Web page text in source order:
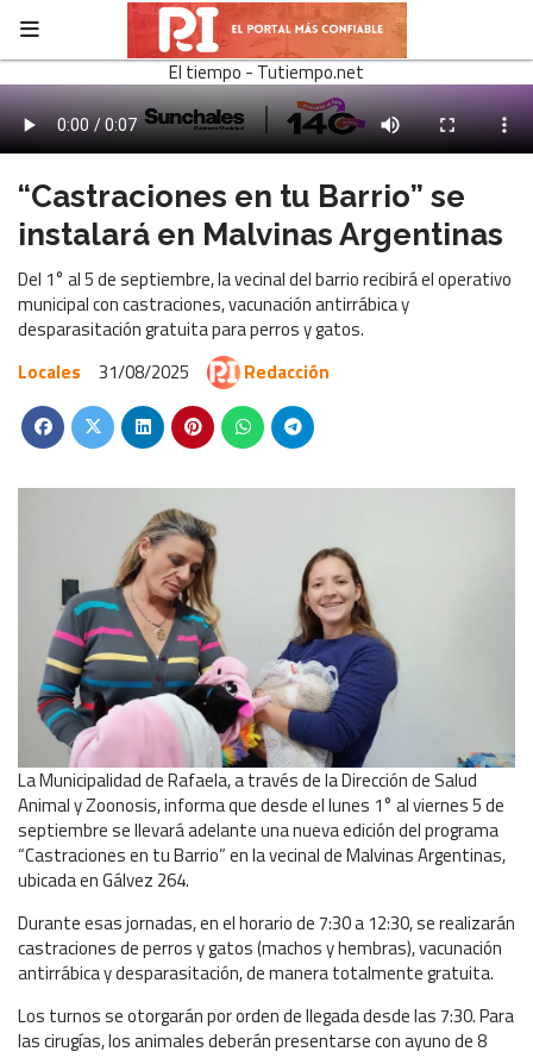
El tiempo - Tutiempo.net
“Castraciones en tu Barrio” se
instalará en Malvinas Argentinas
Del 1° al 5 de septiembre, la vecinal del barrio recibirá el operativo
municipal con castraciones, vacunación antirrábica y
desparasitación gratuita para perros y gatos.
Locales
31/08/2025 Redacción
La Municipalidad de Rafaela, a través de la Dirección de Salud
Animal y Zoonosis, informa que desde el lunes 1° al viernes 5 de
septiembre se llevará adelante una nueva edición del programa
“Castraciones en tu Barrio” en la vecinal de Malvinas Argentinas,
ubicada en Gálvez 264.
Durante esas jornadas, en el horario de 7:30 a 12:30, se realizarán
castraciones de perros y gatos (machos y hembras), vacunación
antirrábica y desparasitación, de manera totalmente gratuita.
Los turnos se otorgarán por orden de llegada desde las 7:30. Para
las cirugías, los animales deberán presentarse con ayuno de 8